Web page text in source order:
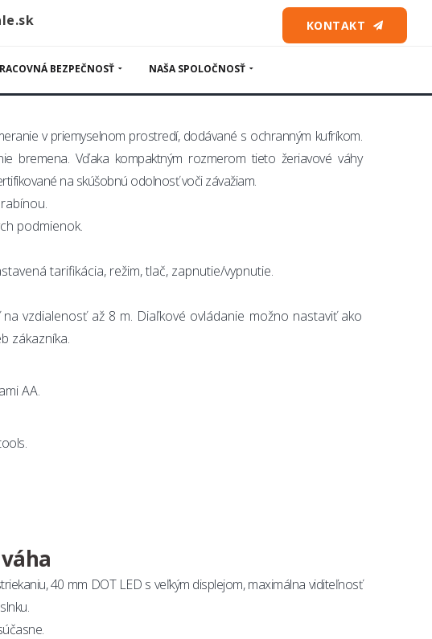
KONTAKT
BEZPEČNOSŤ NAŠA SPOLOČNOSŤ
váhy
v priemyselnom prostredí, dodávané s ochranným kufríkom.
bremena. Vďaka kompaktným rozmerom tieto žeriavové váhy
na skúšobnú odolnosť voči závažiam.
podmienok.
tarifikácia, režim, tlač, zapnutie/vypnutie.
vzdialenosť až 8 m. Diaľkové ovládanie možno nastaviť ako
zákazníka.
AA.
40 mm DOT LED s veľkým displejom, maximálna viditeľnosť